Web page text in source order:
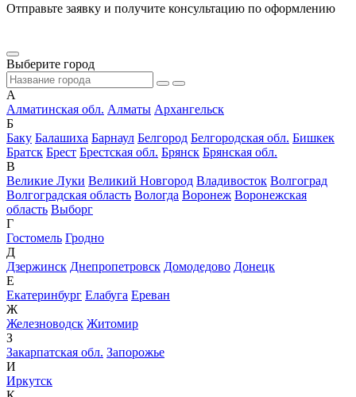
Отправьте заявку и получите консультацию по оформлению
Выберите город
А
Алматинская обл. Алматы Архангельск
Б
Баку Балашиха Барнаул Белгород Белгородская обл. Бишкек
Братск Брест Брестская обл. Брянск Брянская обл.
В
Великие Луки Великий Новгород Владивосток Волгоград
Волгоградская область Вологда Воронеж Воронежская
область Выборг
Г
Гостомель Гродно
Д
Дзержинск Днепропетровск Домодедово Донецк
Е
Екатеринбург Елабуга Ереван
Ж
Железноводск Житомир
З
Закарпатская обл. Запорожье
И
Иркутск